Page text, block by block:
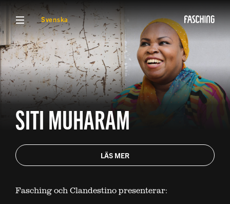
VISA MENY
Svenska
SITI MUHARAM
LÄS MER
Fasching och Clandestino presenterar: